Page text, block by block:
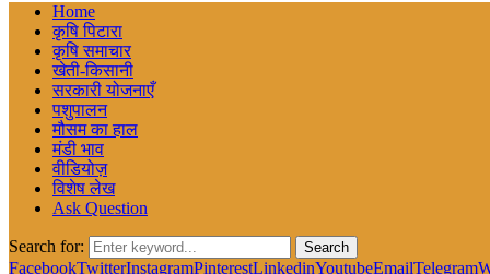
Home
कृषि पिटारा
कृषि समाचार
खेती-किसानी
सरकारी योजनाएँ
पशुपालन
मौसम का हाल
मंडी भाव
वीडियोज़
विशेष लेख
Ask Question
Search for: Search
FacebookTwitterInstagramPinterestLinkedinYoutubeEmailTelegram